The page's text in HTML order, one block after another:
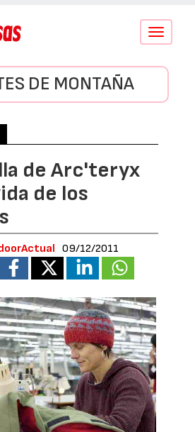
Conmutar
DE MONTAÑA
de Arc'teryx
de los
09/12/2011